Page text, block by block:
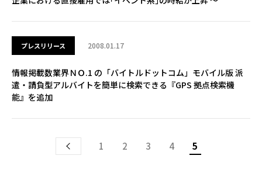
プレスリリース 2008.01.17
情報掲載数業界ＮＯ.1 の「バイトルドットコム」モバイル版 派
遣・請負型アルバイトを簡単に検索できる『GPS 拠点検索機
能』を追加
1 2 3 4 5